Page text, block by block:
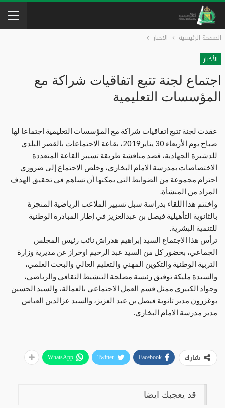
الصفحة الرئيسية
الأخبار
الأخبار
اجتماع لجنة تتبع اتفاقيات شراكة مع
المؤسسات التعليمية
عقدت لجنة تتبع اتفاقيات شراكة مع المؤسسات التعليمية اجتماعا لها
صباح يوم الأربعاء 30 يناير2019، بقاعة الاجتماعات بالقصر البلدي
للدشيرة الجهادية، قصد مناقشة طريقة تسيير القاعة المتعددة
الاختصاصات بمدرسة الامام البخاري، وخلص الاجتماع إلى ضروري
احترام مجموعة من الضوابط التي يمكنها أن تساهم في تحقيق الهدف
المراد من المنشأة.
واختتم هذا اللقاء بدراسة سبل تسيير الملاعب الرياضية المنجزة
بالثانوية التأهيلية فيصل بن عبدالعزيز في إطار المبادرة الوطنية
للتنمية البشرية.
ترأس هذا الاجتماع السيد إبراهيم هدراش نائب رئيس المجلس
الجماعي، بحضور كل من السيد عبد الرحيم اوخراز عن مديرية وزارة
التربية الوطنية والتكوين المهني والتعليم العالي والبحث العلمي،
والسيدة مليكة توفيق رئيسة مصلحة التنشيط الثقافي والرياضي،
وجواد الكبيري ممثل قسم العمل الاجتماعي بالعمالة، والسيد الحسين
بوغزرون مدير ثانوية فيصل بن عبد العزيز، والسيد عزالدين العباس
مدير مدرسة الامام البخاري.
شارك Facebook
Twitter
WhatsApp
قد يعجبك ايضا